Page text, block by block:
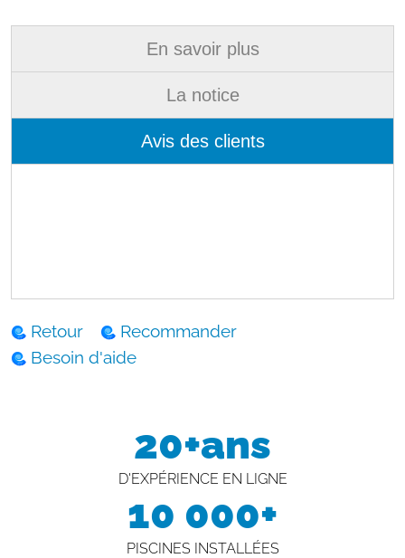
En savoir plus
La notice
Avis des clients
Retour
Recommander
Besoin d'aide
20+ans
D'EXPÉRIENCE EN LIGNE
10 000+
PISCINES INSTALLÉES